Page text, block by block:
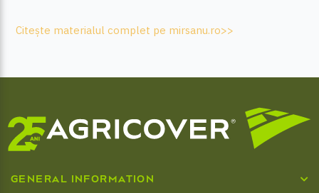
Citește materialul complet pe mirsanu.ro>>
GENERAL INFORMATION